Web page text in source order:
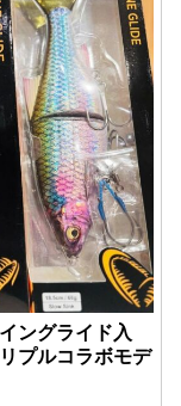
ングライド入
プルコラボモデ